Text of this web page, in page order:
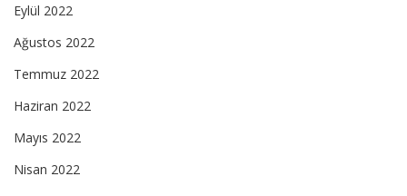
Eylül 2022
Ağustos 2022
Temmuz 2022
Haziran 2022
Mayıs 2022
Nisan 2022